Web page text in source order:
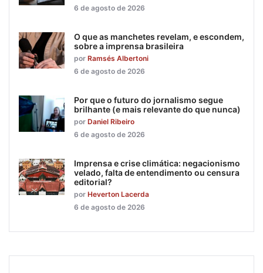
6 de agosto de 2026
O que as manchetes revelam, e escondem,
sobre a imprensa brasileira
por Ramsés Albertoni
6 de agosto de 2026
Por que o futuro do jornalismo segue
brilhante (e mais relevante do que nunca)
por Daniel Ribeiro
6 de agosto de 2026
Imprensa e crise climática: negacionismo
velado, falta de entendimento ou censura
editorial?
por Heverton Lacerda
6 de agosto de 2026